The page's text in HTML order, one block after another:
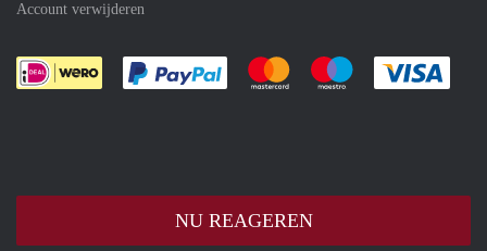
NU REAGEREN
Account verwijderen
Je rekent gemakkelijk af met Paypal
Je rekent gemakkelijk af met
Je rekent